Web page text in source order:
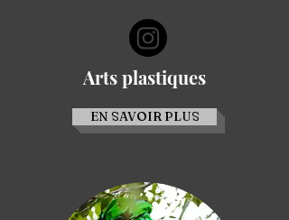
Arts plastiques
EN SAVOIR PLUS